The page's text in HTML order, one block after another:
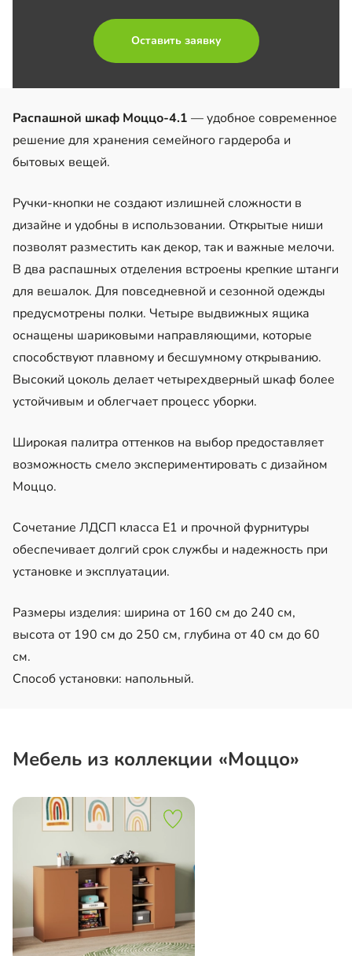
Оставить заявку
Распашной шкаф Моццо-4.1 — удобное современное
решение для хранения семейного гардероба и
бытовых вещей.
Ручки-кнопки не создают излишней сложности в
дизайне и удобны в использовании. Открытые ниши
позволят разместить как декор, так и важные мелочи.
В два распашных отделения встроены крепкие штанги
для вешалок. Для повседневной и сезонной одежды
предусмотрены полки. Четыре выдвижных ящика
оснащены шариковыми направляющими, которые
способствуют плавному и бесшумному открыванию.
Высокий цоколь делает четырехдверный шкаф более
устойчивым и облегчает процесс уборки.
Широкая палитра оттенков на выбор предоставляет
возможность смело экспериментировать с дизайном
Моццо.
Сочетание ЛДСП класса Е1 и прочной фурнитуры
обеспечивает долгий срок службы и надежность при
установке и эксплуатации.
Размеры изделия: ширина от 160 см до 240 см,
высота от 190 см до 250 см, глубина от 40 см до 60
см.
Способ установки: напольный.
Мебель из коллекции «Моццо»